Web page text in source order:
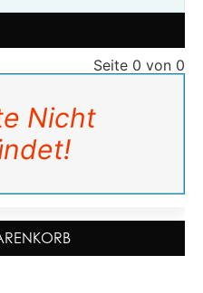
Seite 0 von 0
Nicht